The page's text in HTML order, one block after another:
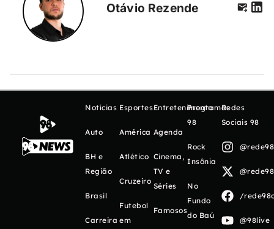
Otávio Rezende
Notícias
Auto
BH e
Região
Brasil
Carreira
Esportes
América
Atlético
Cruzeiro
Futebol
em
Entretenimento
Agenda
Cinema,
TV e
Séries
Famosos
Programas
98
Rock
Insônia
No
Fundo
do Baú
Redes
Sociais 98
/
@98live